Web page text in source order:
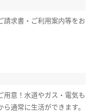
請求書・ご利用案内等をお
用意！水道やガス・電気も
通常に生活ができます。